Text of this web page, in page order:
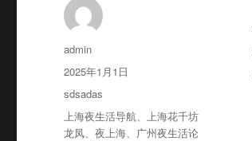
作
者
admin
发
布
2025年1月1日
分
类
sdsadas
标
签
上海夜生活导航、上海花千坊
龙凤、夜上海、 广州夜生活论